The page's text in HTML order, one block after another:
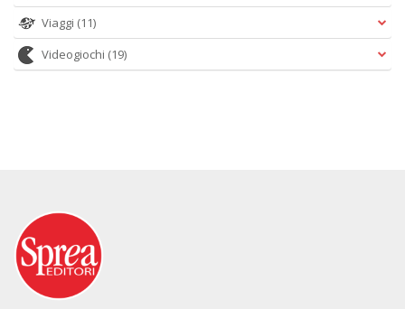
Viaggi (11)
Videogiochi (19)